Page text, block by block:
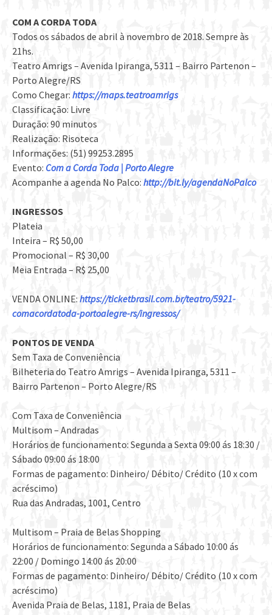
COM A CORDA TODA
Todos os sábados de abril à novembro de 2018. Sempre às
21hs.
Teatro Amrigs – Avenida Ipiranga, 5311 – Bairro Partenon –
Porto Alegre/RS
Como Chegar: https://maps.teatroamrigs
Classificação: Livre
Duração: 90 minutos
Realização: Risoteca
Informações: (51) 99253.2895
Evento: Com a Corda Toda | Porto Alegre
Acompanhe a agenda No Palco: http://bit.ly/agendaNoPalco
INGRESSOS
Plateia
Inteira – R$ 50,00
Promocional – R$ 30,00
Meia Entrada – R$ 25,00
VENDA ONLINE: https://ticketbrasil.com.br/teatro/5921-
comacordatoda-portoalegre-rs/ingressos/
PONTOS DE VENDA
Sem Taxa de Conveniência
Bilheteria do Teatro Amrigs – Avenida Ipiranga, 5311 –
Bairro Partenon – Porto Alegre/RS
Com Taxa de Conveniência
Multisom – Andradas
Horários de funcionamento: Segunda a Sexta 09:00 ás 18:30 /
Sábado 09:00 ás 18:00
Formas de pagamento: Dinheiro/ Débito/ Crédito (10 x com
acréscimo)
Rua das Andradas, 1001, Centro
Multisom – Praia de Belas Shopping
Horários de funcionamento: Segunda a Sábado 10:00 ás
22:00 / Domingo 14:00 ás 20:00
Formas de pagamento: Dinheiro/ Débito/ Crédito (10 x com
acréscimo)
Avenida Praia de Belas, 1181, Praia de Belas